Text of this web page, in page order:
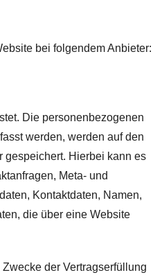
bei folgendem Anbieter:
Die personenbezogenen
werden, werden auf den
gespeichert. Hierbei kann es
Meta- und
Kontaktdaten, Namen,
die über eine Website
der Vertragserfüllung